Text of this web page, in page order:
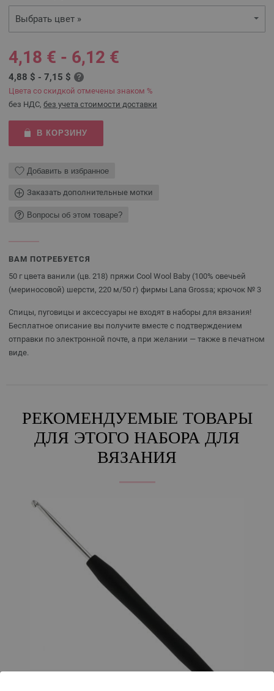
Выбрать цвет »
4,18 € - 6,12 €
4,88 $ - 7,15 $
Цвета со скидкой отмечены знаком %
без НДС, без учета стоимости доставки
В КОРЗИНУ
Добавить в избранное
Заказать дополнительные мотки
Вопросы об этом товаре?
ВАМ ПОТРЕБУЕТСЯ
50 г цвета ванили (цв. 218) пряжи Cool Wool Baby (100% овечьей
(мериносовой) шерсти, 220 м/50 г) фирмы Lana Grossa; крючок № 3
Спицы, пуговицы и аксессуары не входят в наборы для вязания!
Бесплатное описание вы получите вместе с подтверждением
отправки по электронной почте, а при желании — также в печатном
виде.
РЕКОМЕНДУЕМЫЕ ТОВАРЫ
ДЛЯ ЭТОГО НАБОРА ДЛЯ
ВЯЗАНИЯ